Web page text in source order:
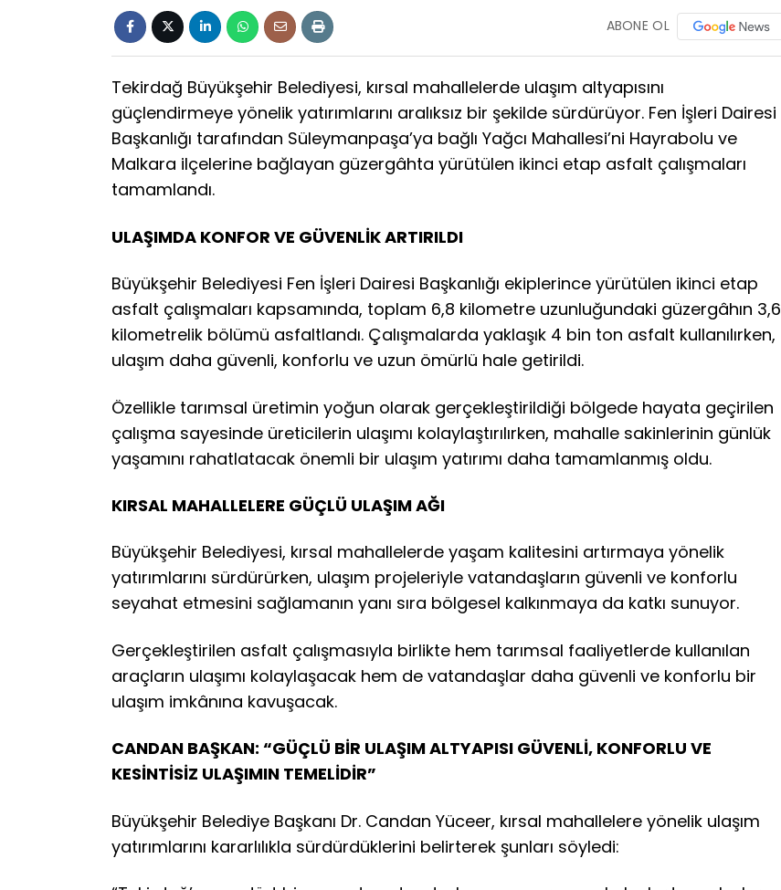
ABONE OL
Tekirdağ Büyükşehir Belediyesi, kırsal mahallelerde ulaşım altyapısını
güçlendirmeye yönelik yatırımlarını aralıksız bir şekilde sürdürüyor. Fen İşleri Dairesi
Başkanlığı tarafından Süleymanpaşa’ya bağlı Yağcı Mahallesi’ni Hayrabolu ve
Malkara ilçelerine bağlayan güzergâhta yürütülen ikinci etap asfalt çalışmaları
tamamlandı.
ULAŞIMDA KONFOR VE GÜVENLİK ARTIRILDI
Büyükşehir Belediyesi Fen İşleri Dairesi Başkanlığı ekiplerince yürütülen ikinci etap
asfalt çalışmaları kapsamında, toplam 6,8 kilometre uzunluğundaki güzergâhın 3,6
kilometrelik bölümü asfaltlandı. Çalışmalarda yaklaşık 4 bin ton asfalt kullanılırken,
ulaşım daha güvenli, konforlu ve uzun ömürlü hale getirildi.
Özellikle tarımsal üretimin yoğun olarak gerçekleştirildiği bölgede hayata geçirilen
çalışma sayesinde üreticilerin ulaşımı kolaylaştırılırken, mahalle sakinlerinin günlük
yaşamını rahatlatacak önemli bir ulaşım yatırımı daha tamamlanmış oldu.
KIRSAL MAHALLELERE GÜÇLÜ ULAŞIM AĞI
Büyükşehir Belediyesi, kırsal mahallelerde yaşam kalitesini artırmaya yönelik
yatırımlarını sürdürürken, ulaşım projeleriyle vatandaşların güvenli ve konforlu
seyahat etmesini sağlamanın yanı sıra bölgesel kalkınmaya da katkı sunuyor.
Gerçekleştirilen asfalt çalışmasıyla birlikte hem tarımsal faaliyetlerde kullanılan
araçların ulaşımı kolaylaşacak hem de vatandaşlar daha güvenli ve konforlu bir
ulaşım imkânına kavuşacak.
CANDAN BAŞKAN: “GÜÇLÜ BİR ULAŞIM ALTYAPISI GÜVENLİ, KONFORLU VE
KESİNTİSİZ ULAŞIMIN TEMELİDİR”
Büyükşehir Belediye Başkanı Dr. Candan Yüceer, kırsal mahallelere yönelik ulaşım
yatırımlarını kararlılıkla sürdürdüklerini belirterek şunları söyledi: